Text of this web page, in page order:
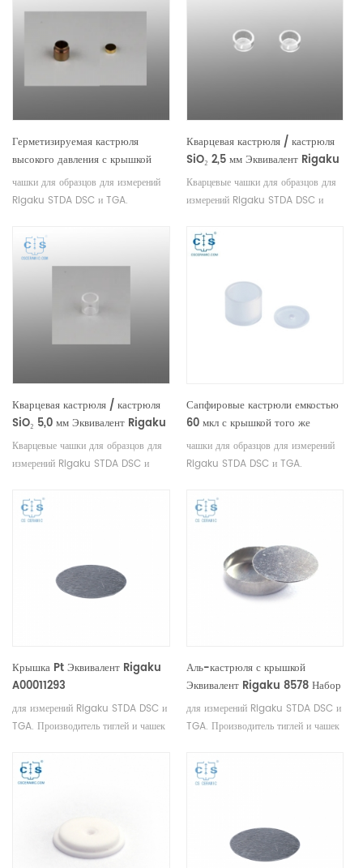
Герметизируемая кастрюля
высокого давления с крышкой
(SUS-SUS) Эквивалент Rigaku
8598B1
чашки для образцов для измерений
Rigaku STDA DSC и TGA.
проб Rigaku SII, Bruker .
Кварцевая кастрюля / кастрюля
SiO₂ 2,5 мм Эквивалент Rigaku
8581
Кварцевые чашки для образцов для
измерений Rigaku STDA DSC и
для проб Rigaku SII, Bruker .
Кварцевая кастрюля / кастрюля
SiO₂ 5,0 мм Эквивалент Rigaku
8582
Кварцевые чашки для образцов для
измерений Rigaku STDA DSC и
для проб Rigaku SII, Bruker .
Сапфировые кастрюли емкостью
60 мкл с крышкой того же
размера, что и Rigaku 8592A3.
чашки для образцов для измерений
Rigaku STDA DSC и TGA.
проб Rigaku SII, Bruker .
Крышка Pt Эквивалент Rigaku
A00011293
для измерений Rigaku STDA DSC и
TGA. Производитель тиглей и чашек
Аль-кастрюля с крышкой
Эквивалент Rigaku 8578 Набор
кастрюли (8577) + крышка
(A00011296)
для измерений Rigaku STDA DSC и
TGA. Производитель тиглей и чашек